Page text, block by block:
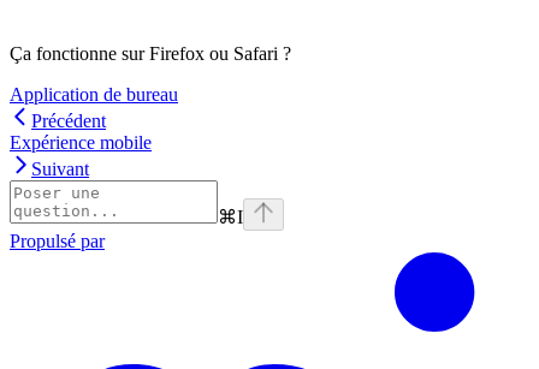
Ça fonctionne sur Firefox ou Safari ?
Application de bureau
Précédent
Expérience mobile
Suivant
⌘I
Propulsé par